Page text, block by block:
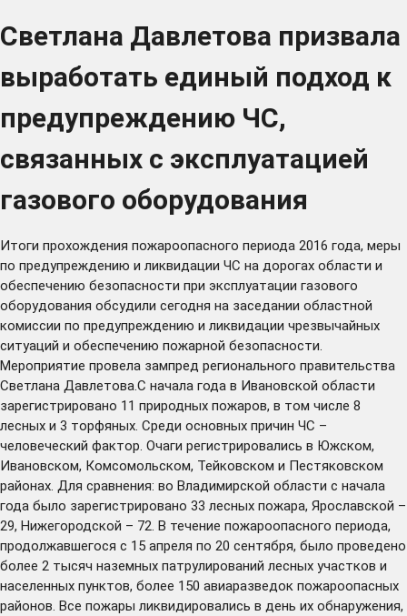
Светлана Давлетова призвала
выработать единый подход к
предупреждению ЧС,
связанных с эксплуатацией
газового оборудования
Итоги прохождения пожароопасного периода 2016 года, меры
по предупреждению и ликвидации ЧС на дорогах области и
обеспечению безопасности при эксплуатации газового
оборудования обсудили сегодня на заседании областной
комиссии по предупреждению и ликвидации чрезвычайных
ситуаций и обеспечению пожарной безопасности.
Мероприятие провела зампред регионального правительства
Светлана Давлетова.С начала года в Ивановской области
зарегистрировано 11 природных пожаров, в том числе 8
лесных и 3 торфяных. Среди основных причин ЧС –
человеческий фактор. Очаги регистрировались в Южском,
Ивановском, Комсомольском, Тейковском и Пестяковском
районах. Для сравнения: во Владимирской области с начала
года было зарегистрировано 33 лесных пожара, Ярославской –
29, Нижегородской – 72. В течение пожароопасного периода,
продолжавшегося с 15 апреля по 20 сентября, было проведено
более 2 тысяч наземных патрулирований лесных участков и
населенных пунктов, более 150 авиаразведок пожароопасных
районов. Все пожары ликвидировались в день их обнаружения,